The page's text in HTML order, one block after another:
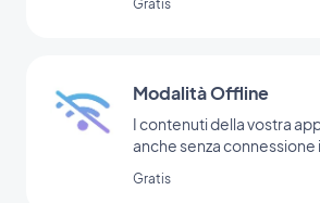
Gratis
Modalità Offline
I contenuti della vostra
anche senza
Gratis